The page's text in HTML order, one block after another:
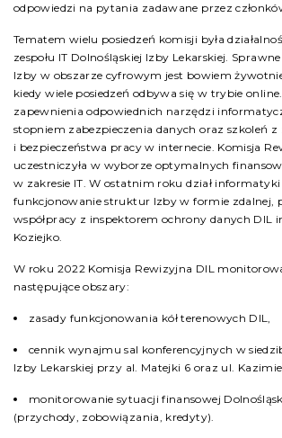
odpowiedzi na pytania zadawane przez
Tematem wielu posiedzeń komisji była
zespołu IT Dolnośląskiej Izby Lekarskiej.
Izby w obszarze cyfrowym jest bowiem
kiedy wiele posiedzeń odbywa się w trybie
zapewnienia odpowiednich narzędzi
stopniem zabezpieczenia danych oraz szkoleń z
i bezpieczeństwa pracy w internecie. Komisja
uczestniczyła w wyborze optymalnych
w zakresie IT. W ostatnim roku dział informatyki
funkcjonowanie struktur Izby w formie zdalnej,
współpracy z inspektorem ochrony danych DIL
Koziejko.
W roku 2022 Komisja Rewizyjna DIL
następujące obszary:
zasady funkcjonowania kół terenowych DIL,
cennik wynajmu sal konferencyjnych w
Izby Lekarskiej przy al. Matejki 6 oraz ul.
monitorowanie sytuacji finansowej
(przychody, zobowiązania, kredyty).